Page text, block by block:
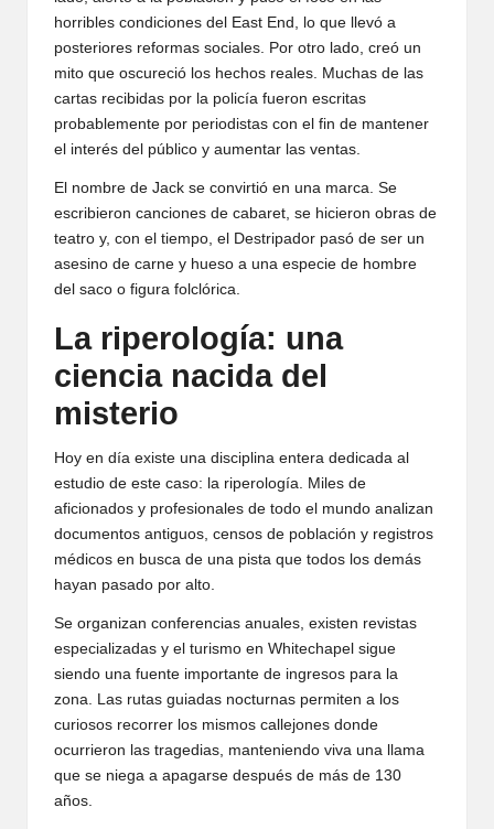
horribles condiciones del East End, lo que llevó a
posteriores reformas sociales. Por otro lado, creó un
mito que oscureció los hechos reales. Muchas de las
cartas recibidas por la policía fueron escritas
probablemente por periodistas con el fin de mantener
el interés del público y aumentar las ventas.
El nombre de Jack se convirtió en una marca. Se
escribieron canciones de cabaret, se hicieron obras de
teatro y, con el tiempo, el Destripador pasó de ser un
asesino de carne y hueso a una especie de hombre
del saco o figura folclórica.
La riperología: una
ciencia nacida del
misterio
Hoy en día existe una disciplina entera dedicada al
estudio de este caso: la riperología. Miles de
aficionados y profesionales de todo el mundo analizan
documentos antiguos, censos de población y registros
médicos en busca de una pista que todos los demás
hayan pasado por alto.
Se organizan conferencias anuales, existen revistas
especializadas y el turismo en Whitechapel sigue
siendo una fuente importante de ingresos para la
zona. Las rutas guiadas nocturnas permiten a los
curiosos recorrer los mismos callejones donde
ocurrieron las tragedias, manteniendo viva una llama
que se niega a apagarse después de más de 130
años.